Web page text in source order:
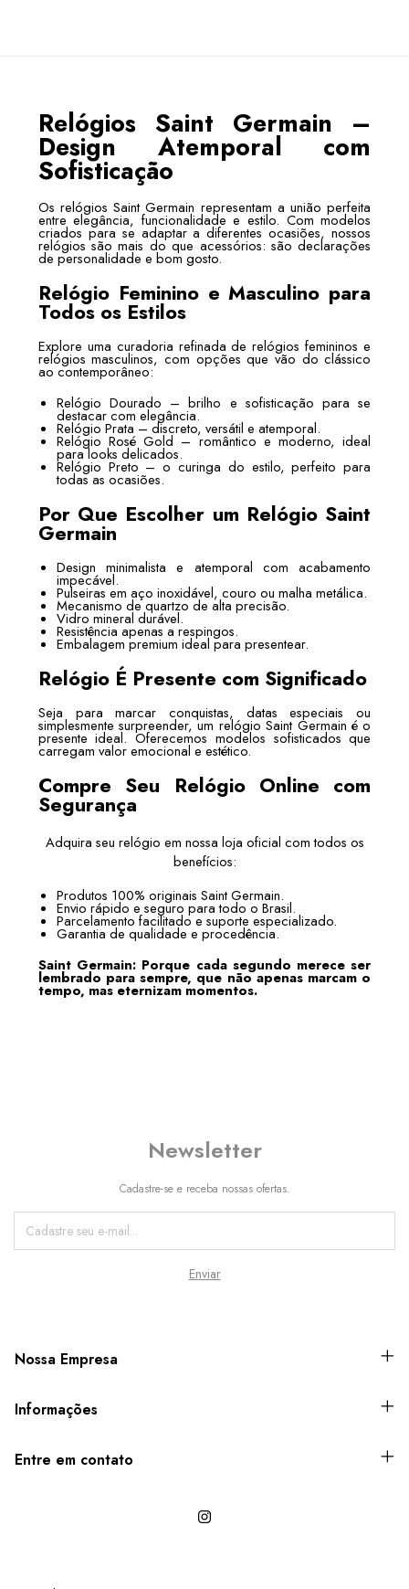
Relógios Saint Germain –
Design Atemporal com
Sofisticação
Os relógios Saint Germain representam a união perfeita
entre elegância, funcionalidade e estilo. Com modelos
criados para se adaptar a diferentes ocasiões, nossos
relógios são mais do que acessórios: são declarações
de personalidade e bom gosto.
Relógio Feminino e Masculino para
Todos os Estilos
Explore uma curadoria refinada de relógios femininos e
relógios masculinos, com opções que vão do clássico
ao contemporâneo:
Relógio Dourado – brilho e sofisticação para se
destacar com elegância.
Relógio Prata – discreto, versátil e atemporal.
Relógio Rosé Gold – romântico e moderno, ideal
para looks delicados.
Relógio Preto – o curinga do estilo, perfeito para
todas as ocasiões.
Por Que Escolher um Relógio Saint
Germain
Design minimalista e atemporal com acabamento
impecável.
Pulseiras em aço inoxidável, couro ou malha metálica.
Mecanismo de quartzo de alta precisão.
Vidro mineral durável.
Resistência apenas a respingos.
Embalagem premium ideal para presentear.
Relógio É Presente com Significado
Seja para marcar conquistas, datas especiais ou
simplesmente surpreender, um relógio Saint Germain é o
presente ideal. Oferecemos modelos sofisticados que
carregam valor emocional e estético.
Compre Seu Relógio Online com
Segurança
Adquira seu relógio em nossa loja oficial com todos os
benefícios:
Produtos 100% originais Saint Germain.
Envio rápido e seguro para todo o Brasil.
Parcelamento facilitado e suporte especializado.
Garantia de qualidade e procedência.
Saint Germain: Porque cada segundo merece ser
lembrado para sempre, que não apenas marcam o
tempo, mas eternizam momentos.
Newsletter
Cadastre-se e receba nossas ofertas.
Nossa Empresa
Informações
Entre em contato